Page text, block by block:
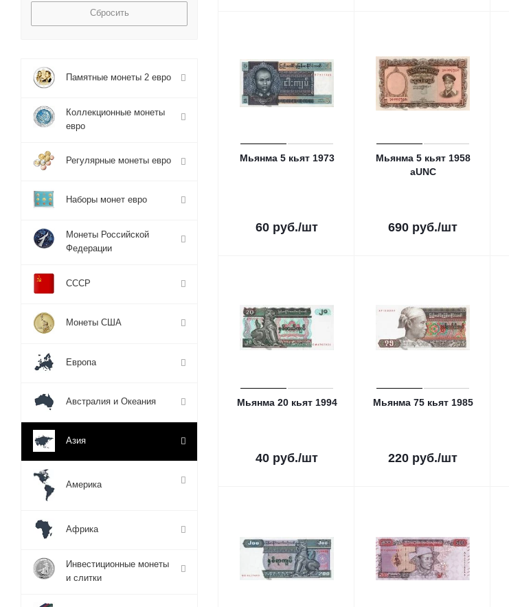
Мьянма 5 кьят 1973
60 руб./шт
Мьянма 5 кьят 1958
aUNC
690 руб./шт
Мьянма 20 кьят 1994
40 руб./шт
Мьянма 75 кьят 1985
220 руб./шт
Сбросить
Памятные монеты 2 евро
Коллекционные монеты
евро
Регулярные монеты евро
Наборы монет евро
Монеты Российской
Федерации
СССР
Монеты США
Европа
Австралия и Океания
Азия
Америка
Африка
Инвестиционные монеты
и слитки